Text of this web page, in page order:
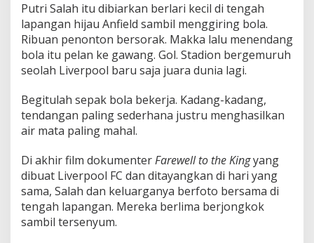
Putri Salah itu dibiarkan berlari kecil di tengah
lapangan hijau Anfield sambil menggiring bola.
Ribuan penonton bersorak. Makka lalu menendang
bola itu pelan ke gawang. Gol. Stadion bergemuruh
seolah Liverpool baru saja juara dunia lagi.
Begitulah sepak bola bekerja. Kadang-kadang,
tendangan paling sederhana justru menghasilkan
air mata paling mahal.
Di akhir film dokumenterFarewell to the Kingyang
dibuat Liverpool FC dan ditayangkan di hari yang
sama, Salah dan keluarganya berfoto bersama di
tengah lapangan. Mereka berlima berjongkok
sambil tersenyum.